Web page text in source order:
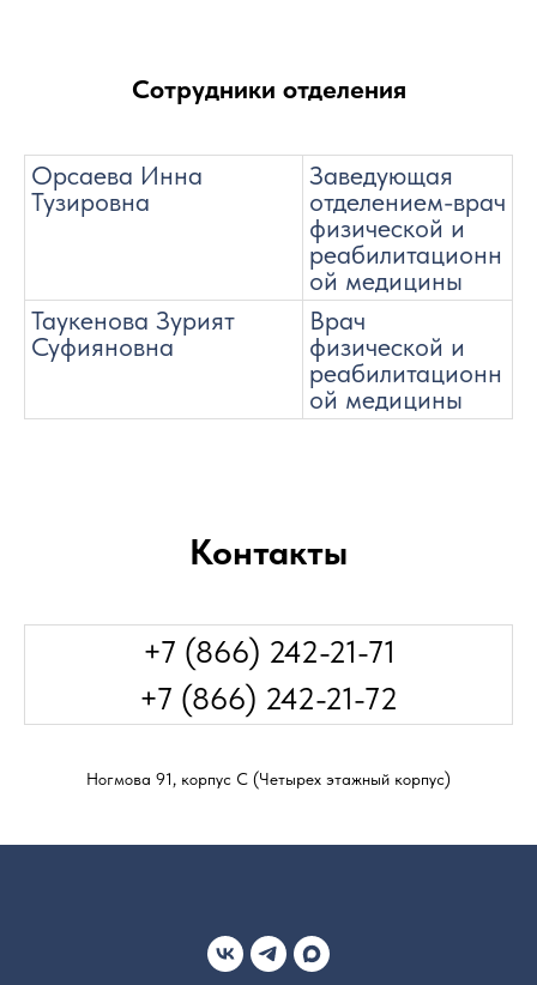
Сотрудники отделения
Орсаева Инна
Тузировна
Заведующая
отделением-врач
физической и
реабилитационн
ой медицины
Таукенова Зурият
Суфияновна
Врач
физической и
реабилитационн
ой медицины
Контакты
+7 (866) 242-21-71
+7 (866) 242-21-72
Ногмова 91, корпус С (Четырех этажный корпус)